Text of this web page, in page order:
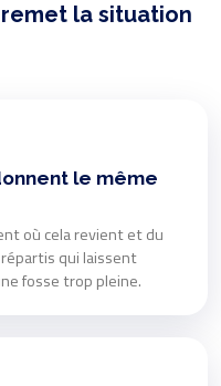
la situation
le même
où cela revient et du
qui laissent
fosse trop pleine.